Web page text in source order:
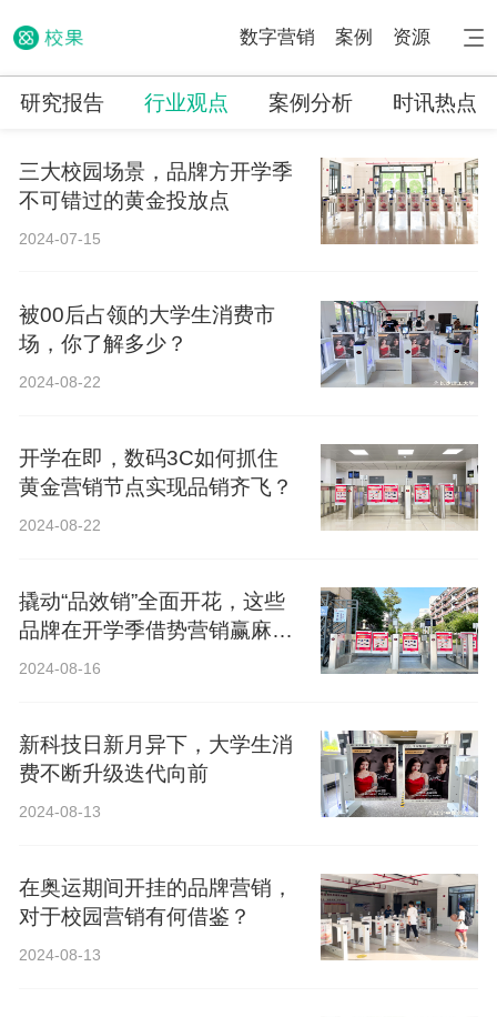
数字营销 案例 资源
研究报告 行业观点 案例分析 时讯热点
三大校园场景，品牌方开学季
不可错过的黄金投放点
2024-07-15
被00后占领的大学生消费市
场，你了解多少？
2024-08-22
开学在即，数码3C如何抓住
黄金营销节点实现品销齐飞？
2024-08-22
撬动“品效销”全面开花，这些
品牌在开学季借势营销赢麻
了！
2024-08-16
新科技日新月异下，大学生消
费不断升级迭代向前
2024-08-13
在奥运期间开挂的品牌营销，
对于校园营销有何借鉴？
2024-08-13